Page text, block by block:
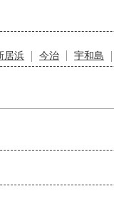
居浜 今治 宇和島